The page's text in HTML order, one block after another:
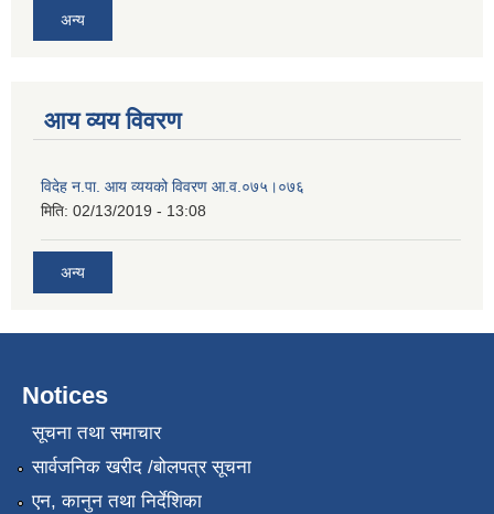
अन्य
आय व्यय विवरण
विदेह न.पा. आय व्ययको विवरण आ.व.०७५।०७६
मिति: 02/13/2019 - 13:08
अन्य
Notices
सूचना तथा समाचार
सार्वजनिक खरीद /बोलपत्र सूचना
एन, कानुन तथा निर्देशिका